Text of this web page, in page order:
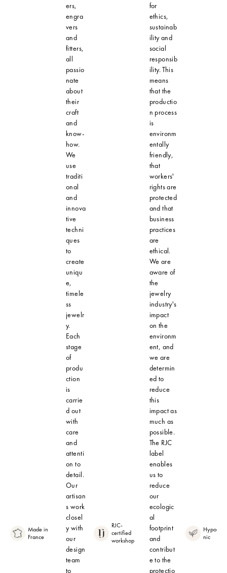
Made in
France
ers,
engra
vers
and
fitters,
all
passio
nate
about
their
craft
and
know-
how.
We
use
traditi
onal
and
innova
tive
techni
ques
to
create
uniqu
e,
timele
ss
jewelr
y.
Each
stage
of
produ
ction
is
carrie
d out
with
care
and
attenti
on to
detail.
Our
artisan
s work
closel
y with
our
design
team
to
RJC-
certified
workshop
for
ethics,
sustainab
ility and
social
responsib
ility. This
means
that the
productio
n process
is
environm
entally
friendly,
that
workers'
rights are
protected
and that
business
practices
are
ethical.
We are
aware of
the
jewelry
industry's
impact
on the
environm
ent, and
we are
determin
ed to
reduce
this
impact as
much as
possible.
The RJC
label
enables
us to
reduce
our
ecologic
al
footprint
and
contribut
e to the
protectio
nic